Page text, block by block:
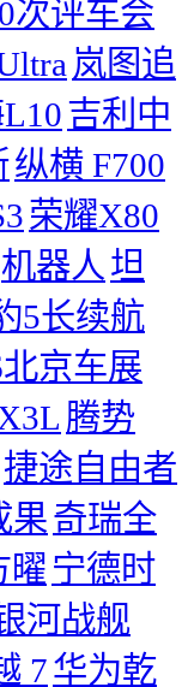
次评车会
岚图追
吉利中
纵横 F700
荣耀X80
机器人 坦
5长续航
京车展
腾势
捷途自由者
果奇瑞全
曜 宁德时
河战舰
7华为乾